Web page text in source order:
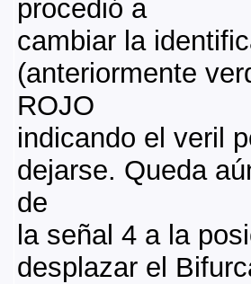
procedió a
cambiar la
(anteriormente
ROJO
indicando el veril
dejarse. Queda
de
la señal 4 a la
desplazar el